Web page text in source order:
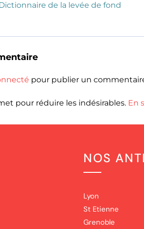
de la levée de fond
pour publier un
pour réduire les indésirables. En
NOS
Lyon
St Etienne
Grenoble